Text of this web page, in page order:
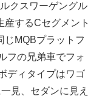
クスワーゲングル
産するCセグメント
じMQBプラットフ
フの兄弟車でフォ
ディタイプはワゴ
見、セダンに見え